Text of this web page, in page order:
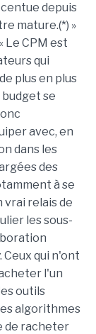
depuis
mature.(*) »
Le CPM est
qui
plus en plus
se
avec, en
dans les
des
à se
vrai relais de
les sous-
qui n'ont
l'un
outils
algorithmes
de racheter